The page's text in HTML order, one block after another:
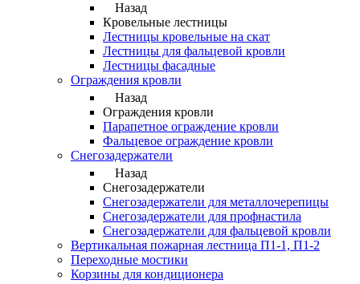
Назад
Кровельные лестницы
Лестницы кровельные на скат
Лестницы для фальцевой кровли
Лестницы фасадные
Ограждения кровли
Назад
Ограждения кровли
Парапетное ограждение кровли
Фальцевое ограждение кровли
Снегозадержатели
Назад
Снегозадержатели
Снегозадержатели для металлочерепицы
Снегозадержатели для профнастила
Снегозадержатели для фальцевой кровли
Вертикальная пожарная лестница П1-1, П1-2
Переходные мостики
Корзины для кондиционера